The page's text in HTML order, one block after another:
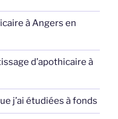
à Angers en
d’apothicaire à
j’ai étudiées à fonds